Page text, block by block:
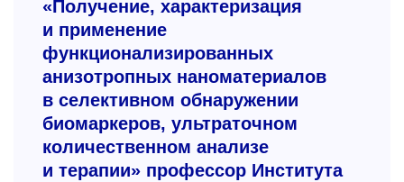
«Получение, характеризация
и применение
функционализированных
анизотропных наноматериалов
в селективном обнаружении
биомаркеров, ультраточном
количественном анализе
и терапии» профессор Института